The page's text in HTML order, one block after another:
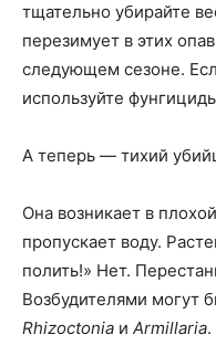
тщательно убирайте
перезимует в этих
следующем сезоне.
используйте
А теперь — тихий
Она возникает в
пропускает воду.
полить!» Нет.
Возбудителями могут
Rhizoctonia и Armillaria.